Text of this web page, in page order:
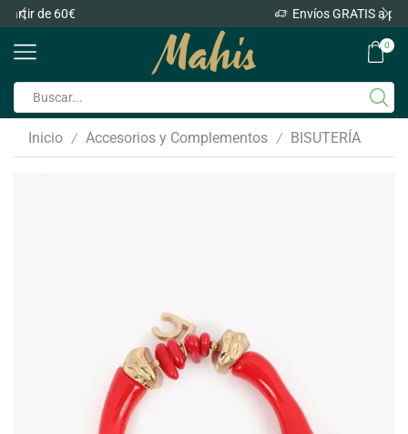
Envíos GRATIS a partir de 60€
0
Inicio / Accesorios y Complementos / BISUTERÍA